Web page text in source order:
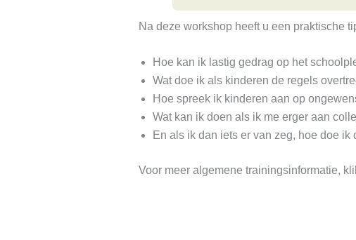
Na deze workshop heeft u een praktische
Hoe kan ik lastig gedrag op het
Wat doe ik als kinderen de regels
Hoe spreek ik kinderen aan op
Wat kan ik doen als ik me erger aan
En als ik dan iets er van zeg, hoe doe
Voor meer algemene trainingsinformatie,